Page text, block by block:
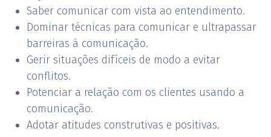
Saber comunicar com vista ao entendimento.
Dominar técnicas para comunicar e ultrapassar
barreiras à comunicação.
Gerir situações difíceis de modo a evitar
conflitos.
Potenciar a relação com os clientes usando a
comunicação.
Adotar atitudes construtivas e positivas.